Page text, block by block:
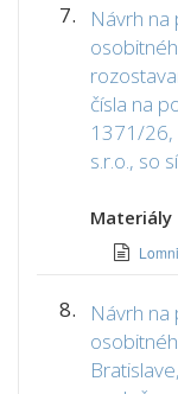
7.
Návrh
čísla na
1371/26,
s.r.o., so
Materiály
8.
Návrh